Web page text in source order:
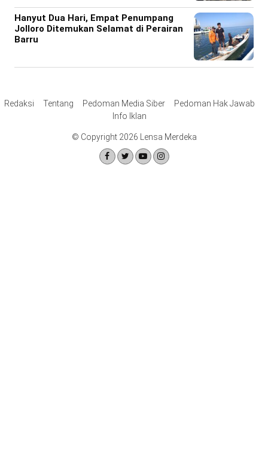
Hanyut Dua Hari, Empat Penumpang
Jolloro Ditemukan Selamat di Perairan
Barru
Redaksi Tentang Pedoman Media Siber
Pedoman Hak Jawab
Info Iklan
© Copyright 2026 Lensa Merdeka